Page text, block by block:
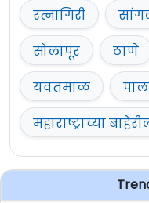
रत्नागिरी
सोलापूर
ठाणे
यवतमाळ
महाराष्ट्राच्या